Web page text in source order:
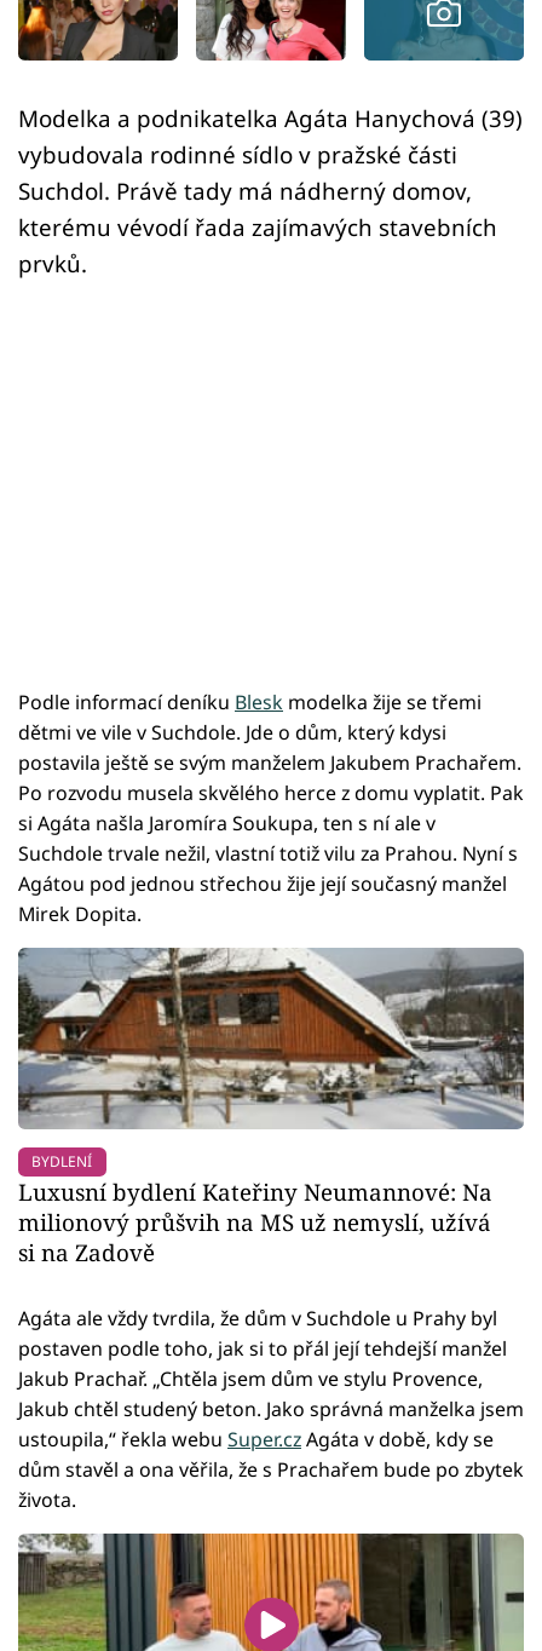
Modelka a podnikatelka Agáta Hanychová (39)
vybudovala rodinné sídlo v pražské části
Suchdol. Právě tady má nádherný domov,
kterému vévodí řada zajímavých stavebních
prvků.
Podle informací deníku Blesk modelka žije se třemi
dětmi ve vile v Suchdole. Jde o dům, který kdysi
postavila ještě se svým manželem Jakubem Prachařem.
Po rozvodu musela skvělého herce z domu vyplatit. Pak
si Agáta našla Jaromíra Soukupa, ten s ní ale v
Suchdole trvale nežil, vlastní totiž vilu za Prahou. Nyní s
Agátou pod jednou střechou žije její současný manžel
Mirek Dopita.
BYDLENÍ
Luxusní bydlení Kateřiny Neumannové: Na
milionový průšvih na MS už nemyslí, užívá
si na Zadově
Agáta ale vždy tvrdila, že dům v Suchdole u Prahy byl
postaven podle toho, jak si to přál její tehdejší manžel
Jakub Prachař. „Chtěla jsem dům ve stylu Provence,
Jakub chtěl studený beton. Jako správná manželka jsem
ustoupila,“ řekla webu Super.czAgáta v době, kdy se
dům stavěl a ona věřila, že s Prachařem bude po zbytek
života.